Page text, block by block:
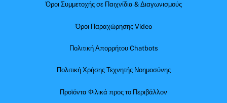
Όροι Συμμετοχής σε Παιχνίδια & Διαγωνισμούς
Όροι Παραχώρησης Video
Πολιτική Απορρήτου Chatbots
Πολιτική Χρήσης Τεχνητής Νοημοσύνης
Προϊόντα Φιλικά προς το Περιβάλλον